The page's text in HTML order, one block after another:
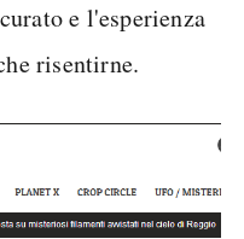
e l'esperienza
risentirne.